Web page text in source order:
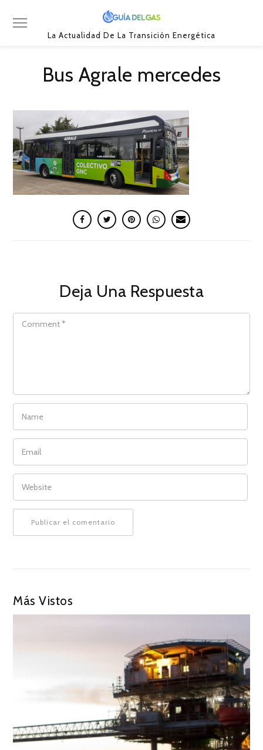
La Actualidad De La Transición Energética
Bus Agrale mercedes
Deja Una Respuesta
COMMENT
NAME
EMAIL
WEBSITE
Más Vistos